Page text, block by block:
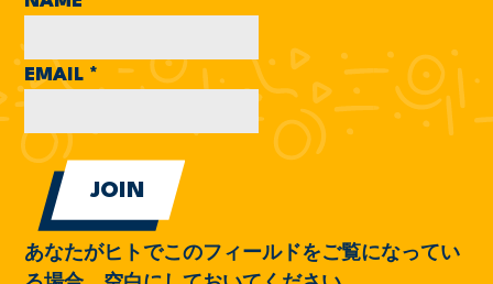
EMAIL *
あなたがヒトでこのフィールドをご覧になってい